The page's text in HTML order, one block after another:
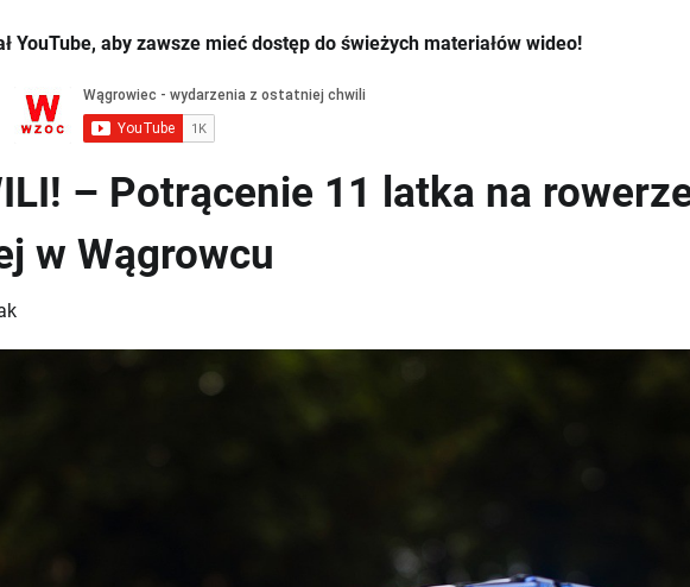
YouTube, aby zawsze mieć dostęp do świeżych materiałów wideo!
– Potrącenie 11 latka na
w Wągrowcu